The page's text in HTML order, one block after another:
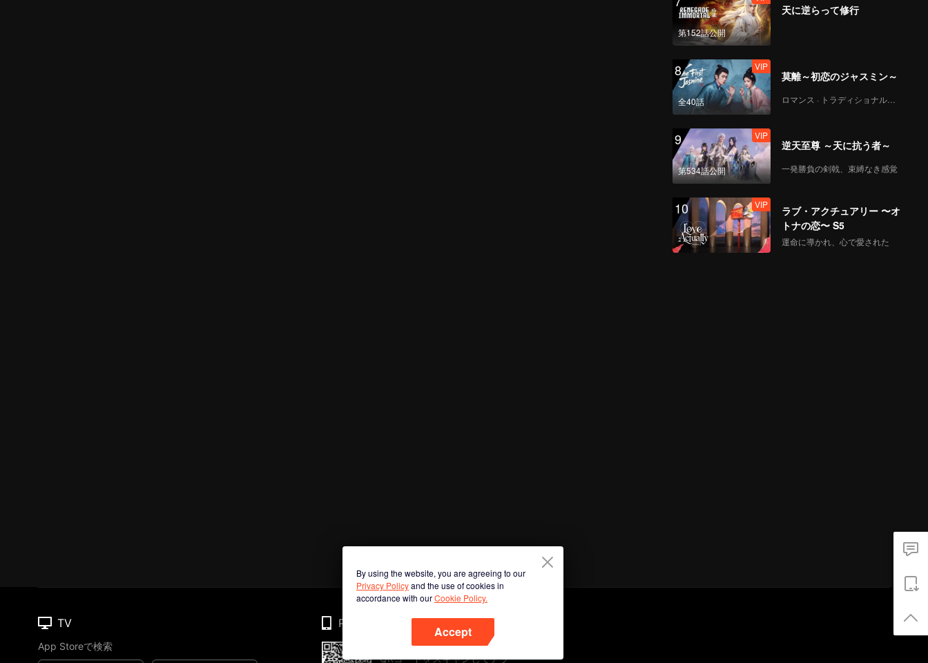
第152話公開
天に逆らって修行
8
全40話
VIP
莫離～初恋のジャスミン～
ロマンス · トラディショナル・コスチューム
9
第534話公開
VIP
逆天至尊 ～天に抗う者～
一発勝負の剣戟、束縛なき感覚
10 VIP
ラブ・アクチュアリー 〜オ
トナの恋〜 S5
運命に導かれ、心で愛された
By using the website, you are agreeing to our
Privacy Policyand the use of cookies in
accordance with ourCookie Policy.
Accept
TV
App Storeで検索
Phone
QRコードをスキャンしてアプ